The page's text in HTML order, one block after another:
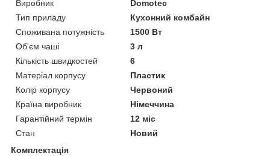
Виробник
Domotec
Тип приладу
Кухонний комбайн
Споживана потужність
1500 Вт
Об'єм чаші
3 л
Кількість швидкостей
6
Матеріал корпусу
Пластик
Колір корпусу
Червоний
Країна виробник
Німеччина
Гарантійний термін
12 міс
Стан
Новий
Комплектація